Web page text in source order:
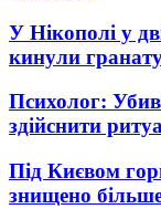
У Нікополі у
кинули
Психолог:
здійснити
Під Києвом
знищено